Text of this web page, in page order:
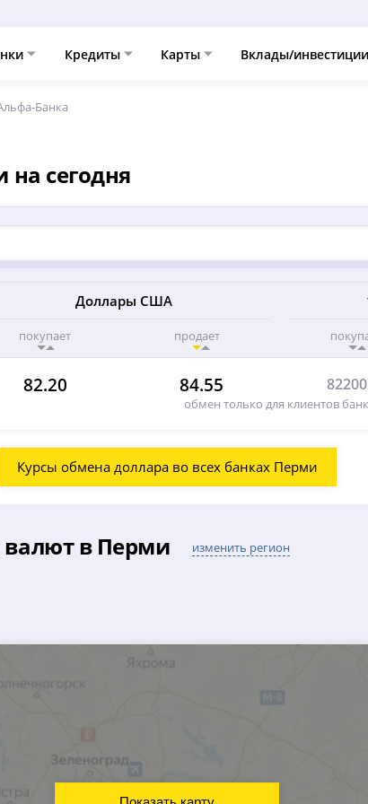
Кредиты Карты Вклады/
Банка
сегодня
Доллары США
покупает продает
82.20 84.55
обмен только для клиентов
Курсы обмена доллара во всех банках Перми
валют в Перми изменить регион